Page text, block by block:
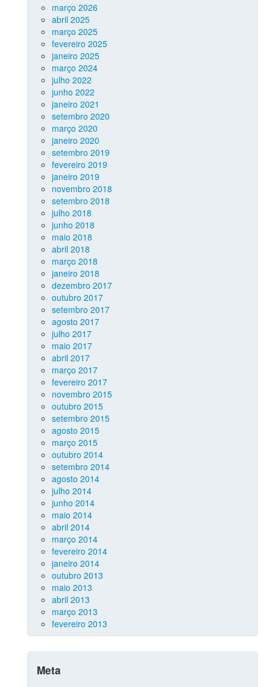
março 2026
abril 2025
março 2025
fevereiro 2025
janeiro 2025
março 2024
julho 2022
junho 2022
janeiro 2021
setembro 2020
março 2020
janeiro 2020
setembro 2019
fevereiro 2019
janeiro 2019
novembro 2018
setembro 2018
julho 2018
junho 2018
maio 2018
abril 2018
março 2018
janeiro 2018
dezembro 2017
outubro 2017
setembro 2017
agosto 2017
julho 2017
maio 2017
abril 2017
março 2017
fevereiro 2017
novembro 2015
outubro 2015
setembro 2015
agosto 2015
março 2015
outubro 2014
setembro 2014
agosto 2014
julho 2014
junho 2014
maio 2014
abril 2014
março 2014
fevereiro 2014
janeiro 2014
outubro 2013
maio 2013
abril 2013
março 2013
fevereiro 2013
Meta